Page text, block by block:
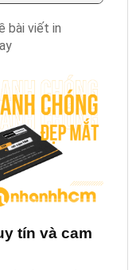
bài viết in
tín và cam